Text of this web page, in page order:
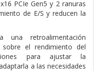
PCIe Gen5 y 2 ranuras
de E/S y reducen la
una retroalimentación
el rendimiento del
para ajustar la
a las necesidades